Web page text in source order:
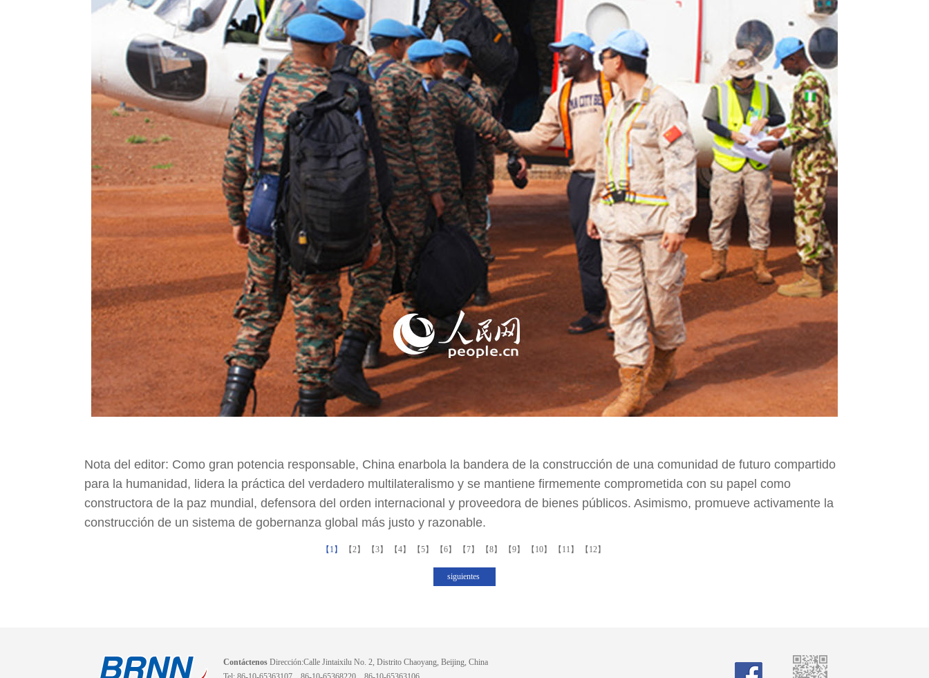
Nota del editor: Como gran potencia responsable, China enarbola la bandera de la construcción de una comunidad de futuro compartido
para la humanidad, lidera la práctica del verdadero multilateralismo y se mantiene firmemente comprometida con su papel como
constructora de la paz mundial, defensora del orden internacional y proveedora de bienes públicos. Asimismo, promueve activamente la
construcción de un sistema de gobernanza global más justo y razonable.
【1】 【2】 【3】 【4】 【5】 【6】 【7】 【8】 【9】 【10】 【11】 【12】
siguientes
Contáctenos Dirección:Calle Jintaixilu No. 2, Distrito Chaoyang, Beijing, China